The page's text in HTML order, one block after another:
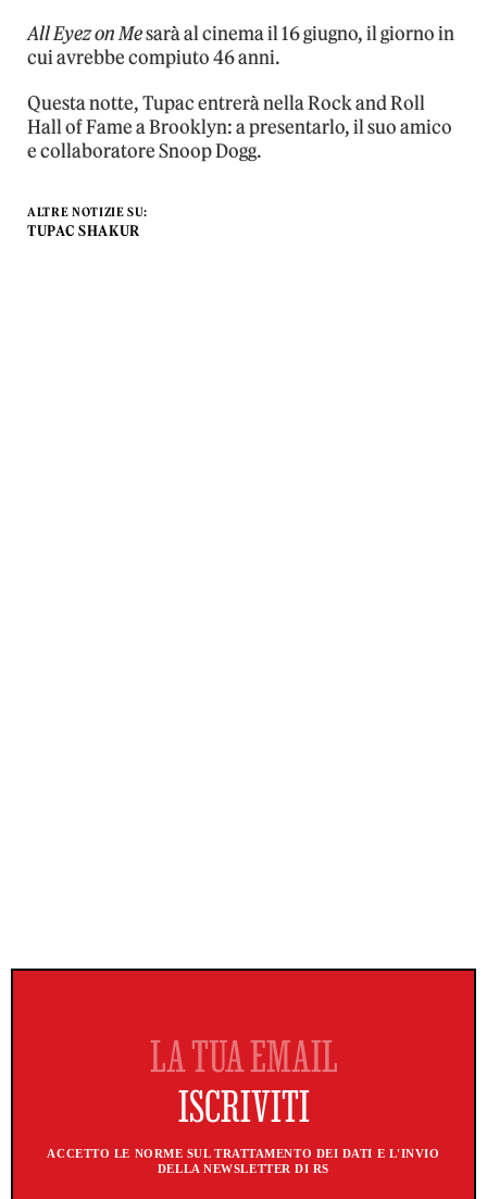
All Eyez on Mesarà al cinema il 16 giugno, il giorno in
cui avrebbe compiuto 46 anni.
Questa notte, Tupac entrerà nella Rock and Roll
Hall of Fame a Brooklyn: a presentarlo, il suo amico
e collaboratore Snoop Dogg.
ALTRE NOTIZIE SU:
TUPAC SHAKUR
ACCETTO LE NORME SUL TRATTAMENTO DEI DATI E L'INVIO
DELLA NEWSLETTER DI RS